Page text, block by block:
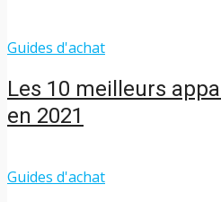
Guides d'achat
Les 10 meilleurs
en 2021
Guides d'achat